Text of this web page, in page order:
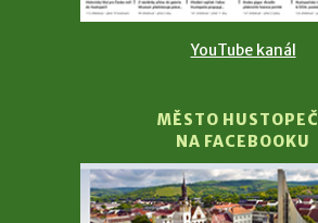
YouTube kanál
MĚSTO
NA FACEBOOKU